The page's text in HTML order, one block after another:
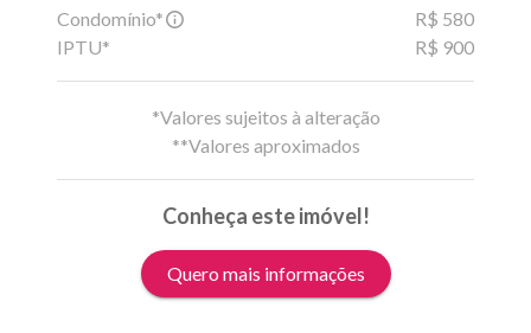
Condomínio*
R$ 580
IPTU*
R$ 900
*Valores sujeitos à alteração
**Valores aproximados
Conheça este imóvel!
Quero mais informações